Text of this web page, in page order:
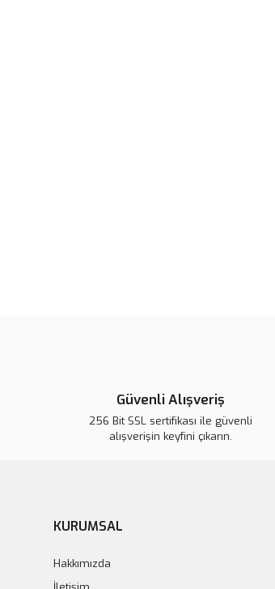
Güvenli Alışveriş
256 Bit SSL sertifikası ile güvenli
alışverişin keyfini çıkarın.
KURUMSAL
Hakkımızda